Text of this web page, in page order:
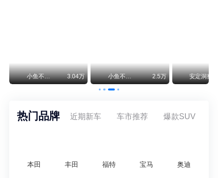
小鱼不刹车 3.04万 小鱼不刹车 2.5万 安定洞察
热门品牌 近期新车 车市推荐 爆款SUV
本田 丰田 福特 宝马 奥迪